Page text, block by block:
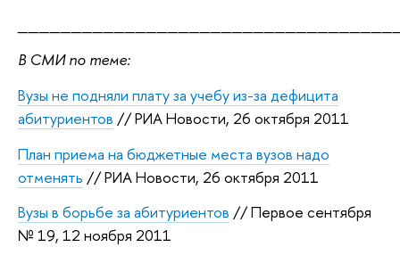
В СМИ по теме:
Вузы не подняли плату за учебу из-за дефицита
абитуриентов // РИА Новости, 26 октября 2011
План приема на бюджетные места вузов надо
отменять // РИА Новости, 26 октября 2011
Вузы в борьбе за абитуриентов // Первое сентября
№ 19, 12 ноября 2011